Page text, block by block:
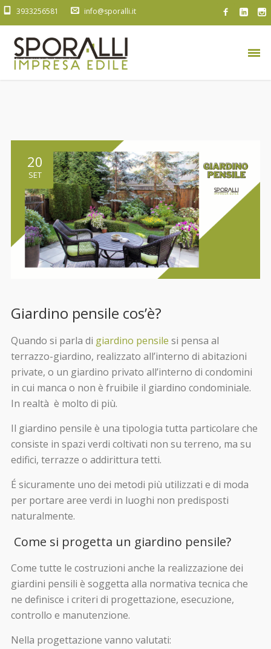
3933256581 info@sporalli.it
20
SET
Giardino pensile cos’è?
Quando si parla di giardino pensile si pensa al
terrazzo-giardino, realizzato all’interno di abitazioni
private, o un giardino privato all’interno di condomini
in cui manca o non è fruibile il giardino condominiale.
In realtà è molto di più.
Il giardino pensile è una tipologia tutta particolare che
consiste in spazi verdi coltivati non su terreno, ma su
edifici, terrazze o addirittura tetti.
É sicuramente uno dei metodi più utilizzati e di moda
per portare aree verdi in luoghi non predisposti
naturalmente.
Come si progetta un giardino pensile?
Come tutte le costruzioni anche la realizzazione dei
giardini pensili è soggetta alla normativa tecnica che
ne definisce i criteri di progettazione, esecuzione,
controllo e manutenzione.
Nella progettazione vanno valutati: